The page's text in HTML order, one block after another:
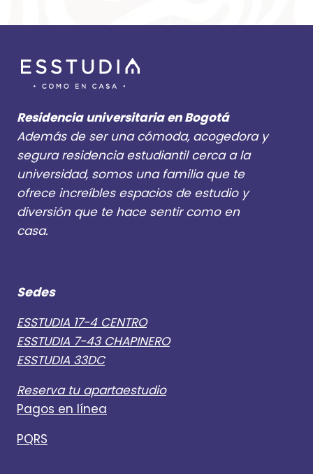
Residencia universitaria en Bogotá
Además de ser una cómoda, acogedora y
segura residencia estudiantil cerca a la
universidad, somos una familia que te
ofrece increíbles espacios de estudio y
diversión que te hace sentir como en
casa.
Sedes
ESSTUDIA 17-4 CENTRO
ESSTUDIA 7-43 CHAPINERO
ESSTUDIA 33DC
Reserva tu apartaestudio
Pagos en línea
PQRS